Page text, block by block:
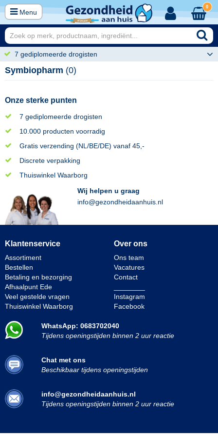
Menu
0
7 gediplomeerde drogisten
Symbiopharm (0)
Onze sterke punten
7 gediplomeerde drogisten
10.000 producten voorradig
Gratis verzending (NL/BE/DE) vanaf 45,-
Discrete verpakking
Thuiswinkel Waarborg
Wij helpen u graag
info@gezondheidaanhuis.nl
Klantenservice
Assortiment
Bestellen
Betaling en bezorging
Afhaalpunt Ede
Veel gestelde vragen
Thuiswinkel Waarborg
Over ons
Ons team
Vacatures
Contact
Instagram
Facebook
WhatsApp: 0683702040
Tijdens openingstijden binnen 2 uur reactie
Chat met ons
Beschikbaar tijdens openingstijden
info@gezondheidaanhuis.nl
Tijdens openingstijden binnen 2 uur reactie